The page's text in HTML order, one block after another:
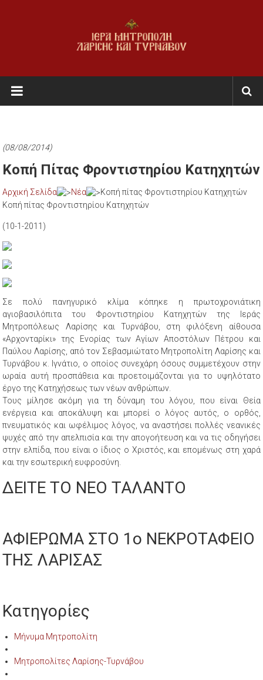
Ι.Μ.
Λαρίσης
Τυρνάβου
Εκκλησία
Ελλάδος
(08/08/2014)
Κοπή Πίτας Φροντιστηρίου Κατηχητών
Αρχική Σελίδα Νέα
Κοπή πίτας Φροντιστηρίου Κατηχητών
Κοπή πίτας Φροντιστηρίου Κατηχητών
(10-1-2011)
Σε πολύ πανηγυρικό κλίμα κόπηκε η πρωτοχρονιάτικη
αγιοβασιλόπιτα του Φροντιστηρίου Κατηχητών της Ιεράς
Μητροπόλεως Λαρίσης και Τυρνάβου, στη φιλόξενη αίθουσα
«Αρχονταρίκι» της Ενορίας των Αγίων Αποστόλων Πέτρου και
Παύλου Λαρίσης, από τον Σεβασμιώτατο Μητροπολίτη Λαρίσης και
Τυρνάβου κ. Ιγνάτιο, ο οποίος συνεχάρη όσους συμμετέχουν στην
ωραία αυτή προσπάθεια και προετοιμάζονται για το υψηλότατο
έργο της Κατηχήσεως των νέων ανθρώπων.
Τους μίλησε ακόμη για τη δύναμη του λόγου, που είναι Θεία
ενέργεια και αποκάλυψη και μπορεί ο λόγος αυτός, ο ορθός,
πνευματικός και ωφέλιμος λόγος, να αναστήσει πολλές νεανικές
ψυχές από την απελπισία και την απογοήτευση και να τις οδηγήσει
στην ελπίδα, που είναι ο ίδιος ο Χριστός, και επομένως στη χαρά
και την εσωτερική ευφροσύνη.
ΔΕΙΤΕ ΤΟ ΝΕΟ ΤΑΛΑΝΤΟ
ΑΦΙΕΡΩΜΑ ΣΤΟ 1ο ΝΕΚΡΟΤΑΦΕΙΟ
ΤΗΣ ΛΑΡΙΣΑΣ
Κατηγορίες
Μήνυμα Μητροπολίτη
Μητροπολίτες Λαρίσης-Τυρνάβου